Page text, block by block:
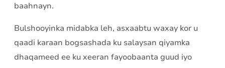
baahnayn.
Bulshooyinka midabka leh, asxaabtu waxay kor u
qaadi karaan bogsashada ku salaysan qiyamka
dhaqameed ee ku xeeran fayoobaanta guud iyo